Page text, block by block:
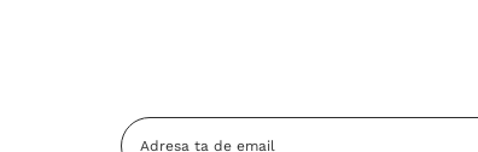
Adresa